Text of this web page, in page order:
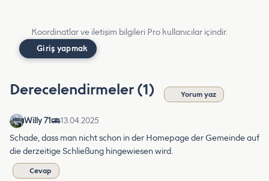
Koordinatlar ve iletişim bilgileri Pro kullanıcılar içindir.
Giriş yapmak
Derecelendirmeler (1) Yorum yaz
Willy 71 13.04.2025
Schade, dass man nicht schon in der Homepage der Gemeinde auf
die derzeitige Schließung hingewiesen wird.
Cevap